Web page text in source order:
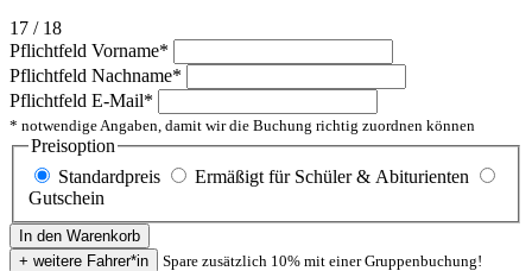
17 / 18
Pflichtfeld Vorname*
Pflichtfeld Nachname*
Pflichtfeld E-Mail*
* notwendige Angaben, damit wir die Buchung richtig zuordnen können
Preisoption
Standardpreis
Ermäßigt für Schüler & Abiturienten
Gutschein
Spare zusätzlich 10% mit einer Gruppenbuchung!